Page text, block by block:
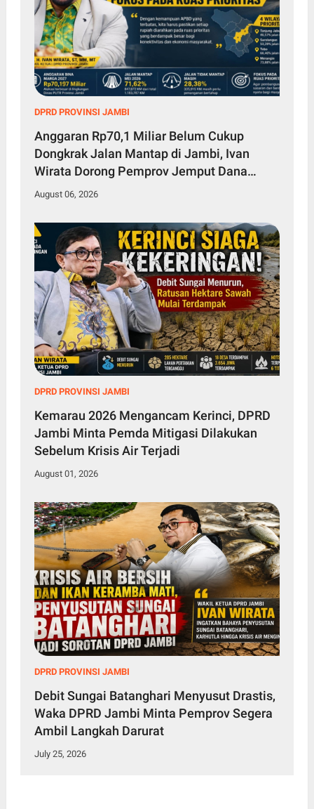
DPRD PROVINSI JAMBI
Anggaran Rp70,1 Miliar Belum Cukup
Dongkrak Jalan Mantap di Jambi, Ivan
Wirata Dorong Pemprov Jemput Dana
Pusat
August 06, 2026
DPRD PROVINSI JAMBI
Kemarau 2026 Mengancam Kerinci, DPRD
Jambi Minta Pemda Mitigasi Dilakukan
Sebelum Krisis Air Terjadi
August 01, 2026
DPRD PROVINSI JAMBI
Debit Sungai Batanghari Menyusut Drastis,
Waka DPRD Jambi Minta Pemprov Segera
Ambil Langkah Darurat
July 25, 2026